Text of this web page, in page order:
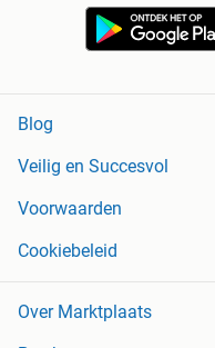
Blog
Veilig en Succesvol
Voorwaarden
Cookiebeleid
Over Marktplaats